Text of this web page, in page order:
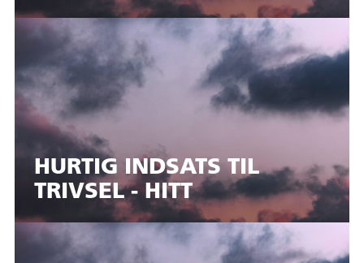
HURTIG INDSATS TIL
TRIVSEL - HITT